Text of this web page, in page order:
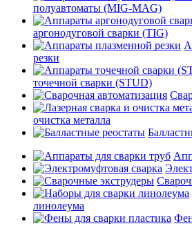
полуавтоматы (MIG-MAG)
аргонодуговой сварки (TIG)
резки
точечной сварки (STUD)
очистка металла
линолеума